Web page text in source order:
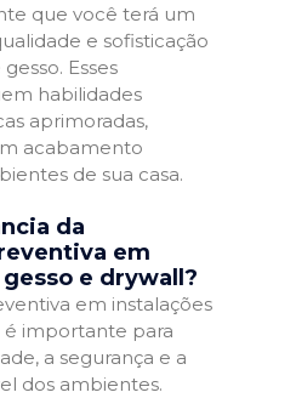
que você terá um
e sofisticação
Esses
habilidades
aprimoradas,
acabamento
de sua casa.
da
em
e drywall?
em instalações
é importante para
a segurança e a
dos ambientes.